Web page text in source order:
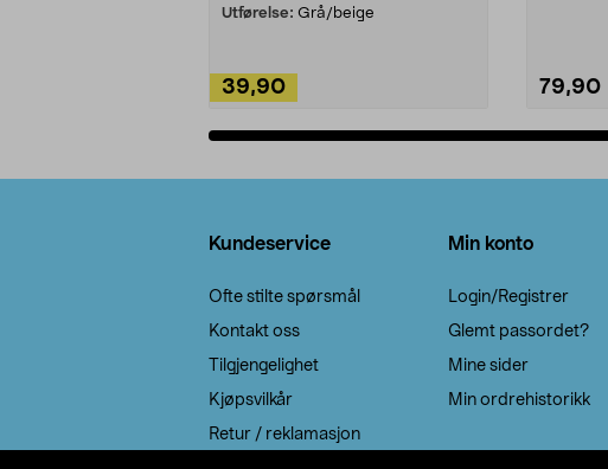
Utførelse: Grå/beige
39,90 79,90
Kundeservice
Ofte stilte spørsmål
Kontakt oss
Tilgjengelighet
Kjøpsvilkår
Retur / reklamasjon
Min konto
Login/Registrer
Glemt passordet?
Mine sider
Min ordrehistorikk